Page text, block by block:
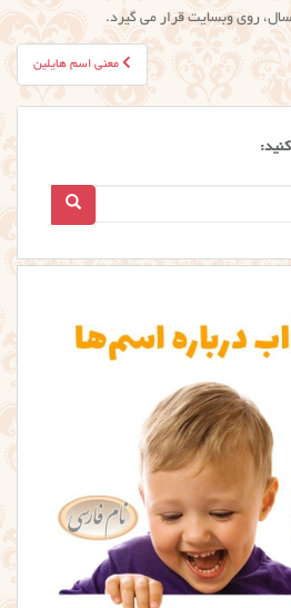
روی وبسایت قرار می گیرد.
معنی اسم هایلین